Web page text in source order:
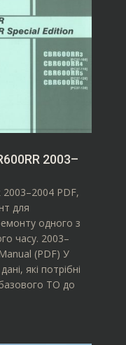
2003–
PDF,
для
одного з
часу. 2003–
(PDF) У
які потрібні
ТО до